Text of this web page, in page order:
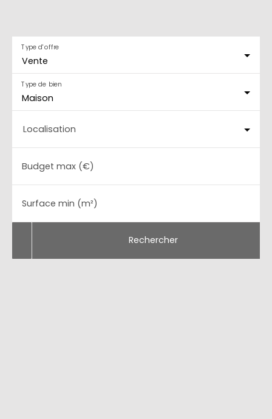
Vente
Type d'offre
Maison
Type de bien
Localisation
Budget max (€)
Surface min (m²)
Rechercher